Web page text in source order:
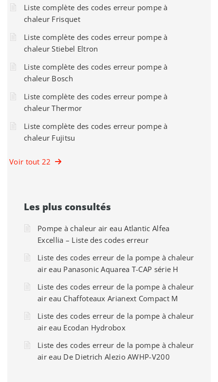
Liste complète des codes erreur pompe à
chaleur Frisquet
Liste complète des codes erreur pompe à
chaleur Stiebel Eltron
Liste complète des codes erreur pompe à
chaleur Bosch
Liste complète des codes erreur pompe à
chaleur Thermor
Liste complète des codes erreur pompe à
chaleur Fujitsu
Voir tout 22
Les plus consultés
Pompe à chaleur air eau Atlantic Alfea
Excellia – Liste des codes erreur
Liste des codes erreur de la pompe à chaleur
air eau Panasonic Aquarea T-CAP série H
Liste des codes erreur de la pompe à chaleur
air eau Chaffoteaux Arianext Compact M
Liste des codes erreur de la pompe à chaleur
air eau Ecodan Hydrobox
Liste des codes erreur de la pompe à chaleur
air eau De Dietrich Alezio AWHP-V200